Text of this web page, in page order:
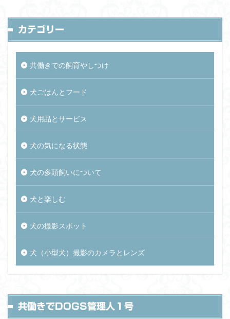
カテゴリー
共働きでの飼育やしつけ
犬ごはんとフード
犬用品とサービス
犬の気になる状態
犬の多頭飼いについて
犬と楽しむ
犬の撮影スポット
犬（小型犬）撮影のカメラとレンズ
共働きでDOGS管理人１号